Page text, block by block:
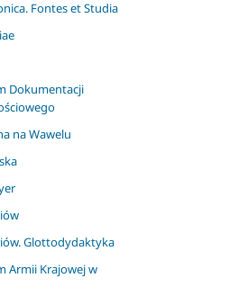
Fontes et Studia
Dokumentacji
na Wawelu
Glottodydaktyka
Armii Krajowej w